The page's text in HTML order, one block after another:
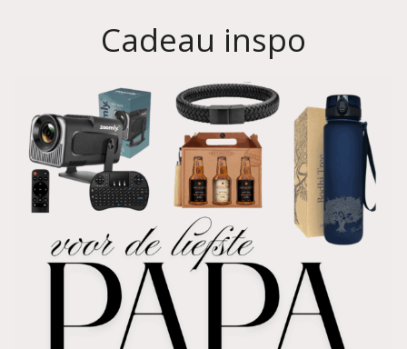
Cadeau inspo